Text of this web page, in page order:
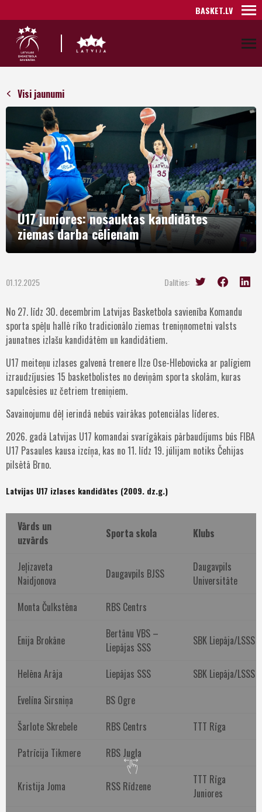
BASKET.LV
Visi jaunumi
U17 juniores: nosauktas kandidātes
ziemas darba cēlienam
01.12.2025 Dalīties:
No 27. līdz 30. decembrim Latvijas Basketbola savienība Komandu
sporta spēļu hallē rīko tradicionālo ziemas treniņnometni valsts
jaunatnes izlašu kandidātēm un kandidātiem.
U17 meiteņu izlases galvenā trenere Ilze Ose-Hlebovicka ar palīgiem
izraudzījusies 15 basketbolistes no deviņām sporta skolām, kuras
sapulcēsies uz četriem treniņiem.
Savainojumu dēļ ierindā nebūs vairākas potenciālas līderes.
2026. gadā Latvijas U17 komandai svarīgākais pārbaudījums būs FIBA
U17 Pasaules kausa izcīņa, kas no 11. līdz 19. jūlijam notiks Čehijas
pilsētā Brno.
Latvijas U17 izlases kandidātes (2009. dz.g.)
Vārds un
uzvārds
Sporta skola Klubs
Jeļizaveta
Naidjonova
Daugavpils BJSS
Daugavpils
Universitāte
Monta Čulkstēna
RBS Centrs
Enija Brokāne
Bertānu VBS –
Liepājas SSS
SBK Liepāja/LSSS
Helēna Arāja Liepājas SSS
SBK Liepāja/LSSS
Evelīna Sirsniņa
BS Ogre
Šarlote Skrebele
RBS Centrs
TTT Rīga
Patrīcija Tikmere
RBS Jugla
Kristija Joma RSS Rīdzene
TTT Rīga
Juniores